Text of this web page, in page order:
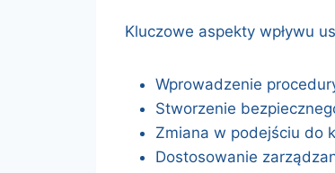
Kluczowe aspekty wpływu
Wprowadzenie
Stworzenie
Zmiana w podejściu do
Dostosowanie